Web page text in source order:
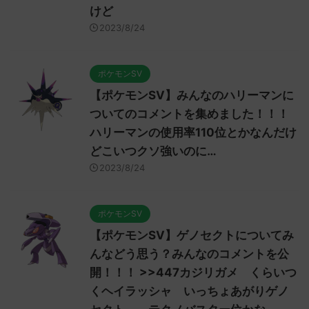
けど
2023/8/24
ポケモンSV
【ポケモンSV】みんなのハリーマンに
ついてのコメントを集めました！！！
ハリーマンの使用率110位とかなんだけ
どこいつクソ強いのに…
2023/8/24
ポケモンSV
【ポケモンSV】ゲノセクトについてみ
んなどう思う？みんなのコメントを公
開！！！ >>447カジリガメ くらいつ
くヘイラッシャ いっちょあがりゲノ